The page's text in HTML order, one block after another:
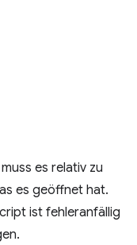
es relativ zu
es geöffnet hat.
ist fehleranfällig